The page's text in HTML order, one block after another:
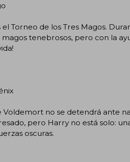
Torneo de los Tres Magos.
tenebrosos, pero con la
no se detendrá ante
pero Harry no está solo:
oscuras.